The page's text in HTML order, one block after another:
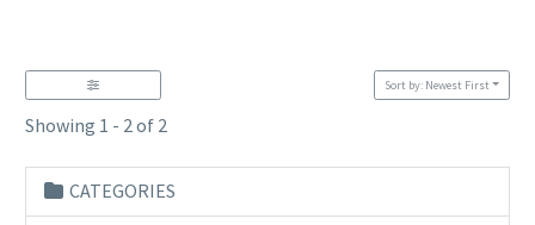
Showing 1 - 2 of 2
Sort by: Newest First
CATEGORIES